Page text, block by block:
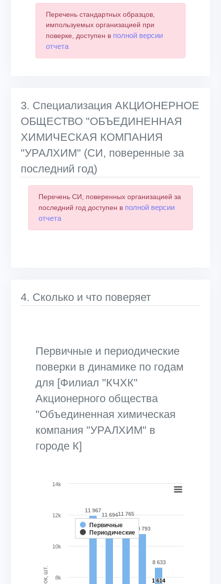
Перечень стандартных образцов,
импользуемых организацией при
поверке, доступен в полной версии
отчета
3. Специализация АКЦИОНЕРНОЕ
ОБЩЕСТВО "ОБЪЕДИНЕННАЯ
ХИМИЧЕСКАЯ КОМПАНИЯ
"УРАЛХИМ" (СИ, поверенные за
последний год)
Перечень СИ, поверенных организацией за
последний год доступен в полной версии
отчета
4. Сколько и что поверяет
Первичные и периодические
поверки в динамике по годам
для [Филиал "КЧХК"
Акционерного общества
"Объединенная химическая
компания "УРАЛХИМ" в
городе К]
View as data table, Chart
The chart has 1 X axis displaying categories.
The chart has 1 Y axis displaying Кол-во поверок, шт..
11 967
11 69411 765
10 793
8 633
1 614
1 614
Первичные
Периодические
8k
10k
12k
14k